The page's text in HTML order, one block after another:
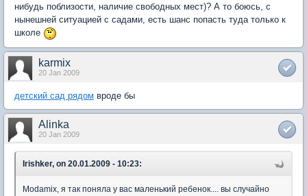
нибудь поблизости, наличие свободных мест)? А то боюсь, с
нынешней ситуацией с садами, есть шанс попасть туда только к
школе
karmix
20 Jan 2009
детский сад рядом вроде бы
Alinka
20 Jan 2009
Irishker, on 20.01.2009 - 10:23:
Мodamix, я так поняла у вас маленький ребенок.... вы случайно